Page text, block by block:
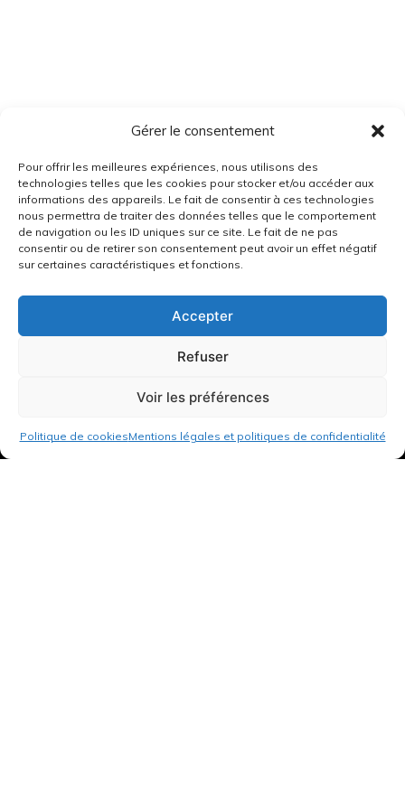
Gérer le consentement
Pour offrir les meilleures expériences, nous utilisons des
technologies telles que les cookies pour stocker et/ou accéder aux
informations des appareils. Le fait de consentir à ces technologies
nous permettra de traiter des données telles que le comportement
de navigation ou les ID uniques sur ce site. Le fait de ne pas
consentir ou de retirer son consentement peut avoir un effet négatif
sur certaines caractéristiques et fonctions.
Accepter
Refuser
Voir les préférences
Politique de cookiesMentions légales et politiques de confidentialité